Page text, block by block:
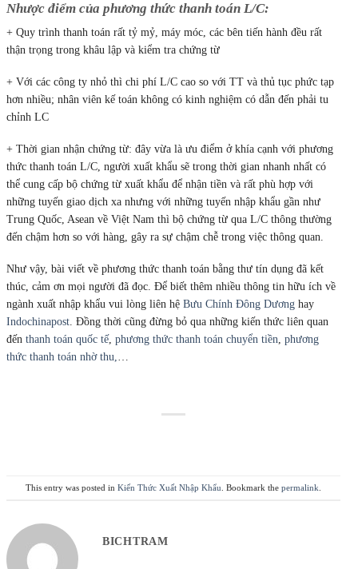
Nhược điểm của phương thức thanh toán L/C:
+ Quy trình thanh toán rất tỷ mỷ, máy móc, các bên tiến hành đều rất
thận trọng trong khâu lập và kiểm tra chứng từ
+ Với các công ty nhỏ thì chi phí L/C cao so với TT và thủ tục phức tạp
hơn nhiều; nhân viên kế toán không có kinh nghiệm có dẫn đến phải tu
chỉnh LC
+ Thời gian nhận chứng từ: đây vừa là ưu điểm ở khía cạnh với phương
thức thanh toán L/C, người xuất khẩu sẽ trong thời gian nhanh nhất có
thể cung cấp bộ chứng từ xuất khẩu để nhận tiền và rất phù hợp với
những tuyến giao dịch xa nhưng với những tuyến nhập khẩu gần như
Trung Quốc, Asean về Việt Nam thì bộ chứng từ qua L/C thông thường
đến chậm hơn so với hàng, gây ra sự chậm chễ trong việc thông quan.
Như vậy, bài viết về phương thức thanh toán bằng thư tín dụng đã kết
thúc, cảm ơn mọi người đã đọc. Để biết thêm nhiều thông tin hữu ích về
ngành xuất nhập khẩu vui lòng liên hệ Bưu Chính Đông Dương hay
Indochinapost. Đồng thời cũng đừng bỏ qua những kiến thức liên quan
đến thanh toán quốc tế, phương thức thanh toán chuyển tiền, phương
thức thanh toán nhờ thu,…
This entry was posted in Kiến Thức Xuất Nhập Khẩu . Bookmark the permalink
BICHTRAM